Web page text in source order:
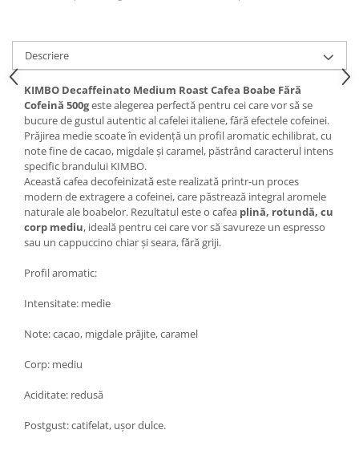
Descriere
KIMBO Decaffeinato Medium Roast Cafea Boabe Fără
Cofeină 500geste alegerea perfectă pentru cei care vor să se
bucure de gustul autentic al cafelei italiene, fără efectele cofeinei.
Prăjirea medie scoate în evidență un profil aromatic echilibrat, cu
note fine de cacao, migdale și caramel, păstrând caracterul intens
specific brandului KIMBO.
Această cafea decofeinizată este realizată printr-un proces
modern de extragere a cofeinei, care păstrează integral aromele
naturale ale boabelor. Rezultatul este o cafea plină, rotundă, cu
corp mediu, ideală pentru cei care vor să savureze un espresso
sau un cappuccino chiar și seara, fără griji.
Profil aromatic:
Intensitate: medie
Note: cacao, migdale prăjite, caramel
Corp: mediu
Aciditate: redusă
Postgust: catifelat, ușor dulce.